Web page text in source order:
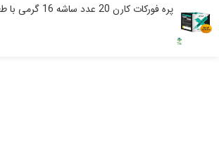
پره فورکات کارن 20 عدد ساشه 16 گرمی با طعم پرتقالی